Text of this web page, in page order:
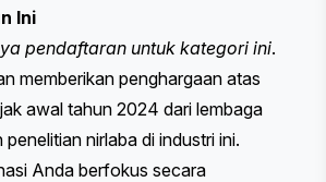
Ini
pendaftaran untuk kategori ini.
memberikan penghargaan atas
awal tahun 2024 dari lembaga
nirlaba di industri ini.
Anda berfokus secara